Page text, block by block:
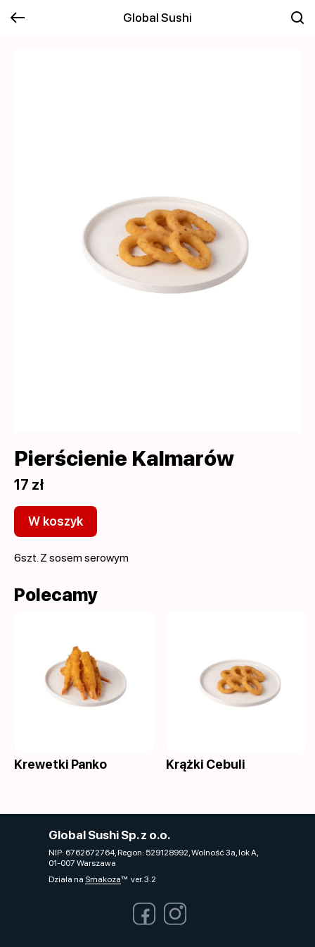
Global Sushi
Pierścienie Kalmarów
17 zł
W koszyk
6szt. Z sosem serowym
Polecamy
Krewetki Panko Krążki Cebuli
Global Sushi Sp. z o.o.
NIP: 6762672764, Regon: 529128992, Wolność 3a, lok A,
01-007 Warszawa
Działa na Smakozaver. 3.2